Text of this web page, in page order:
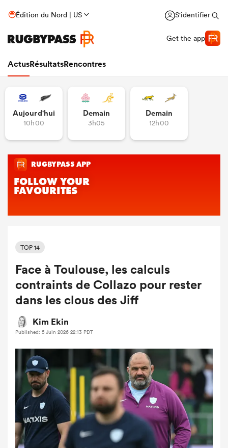
Édition du Nord | US S'identifier
Get the app
ActusRésultatsRencontres
Aujourd'hui
10h00
Demain
3h05
Demain
12h00
TOP 14
Face à Toulouse, les calculs
contraints de Collazo pour rester
dans les clous des Jiff
Kim Ekin
Published: 5 Juin 2026 22:13 PDT